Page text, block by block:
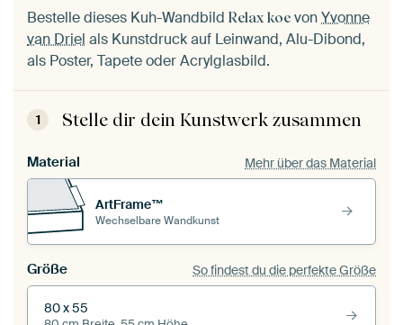
Bestelle dieses Kuh-Wandbild Relax koe vonYvonne
van Driel als Kunstdruck auf Leinwand, Alu-Dibond,
als Poster, Tapete oder Acrylglasbild.
1 Stelle dir dein Kunstwerk zusammen
Material Mehr über das Material
ArtFrame™
Wechselbare Wandkunst
Größe So findest du die perfekte Größe
80 x 55